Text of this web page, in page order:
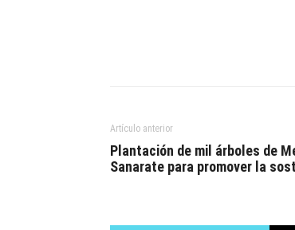
Artículo anterior
Plantación de mil árboles de
Sanarate para promover la